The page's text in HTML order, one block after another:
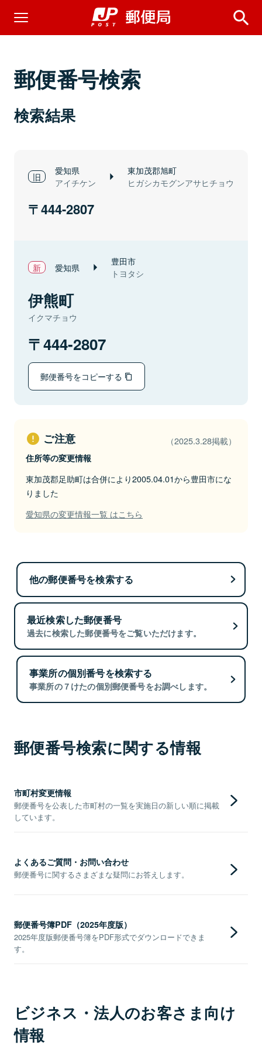
郵便番号検索
検索結果
愛知県
アイチケン
東加茂郡旭町
ヒガシカモグンアサヒチョウ
444-2807
愛知県 豊田市
トヨタシ
伊熊町
イクマチョウ
444-2807
郵便番号をコピーする
ご注意 （2025.3.28掲載）
住所等の変更情報
東加茂郡足助町は合併により2005.04.01から豊田市にな
りました
愛知県の変更情報一覧 はこちら
他の郵便番号を検索する
最近検索した郵便番号
過去に検索した郵便番号をご覧いただけます。
事業所の個別番号を検索する
事業所の７けたの個別郵便番号をお調べします。
郵便番号検索に関する情報
市町村変更情報
郵便番号を公表した市町村の一覧を実施日の新しい順に掲載
しています。
よくあるご質問・お問い合わせ
郵便番号に関するさまざまな疑問にお答えします。
郵便番号簿PDF（2025年度版）
2025年度版郵便番号簿をPDF形式でダウンロードできま
す。
ビジネス・法人のお客さま向け
情報